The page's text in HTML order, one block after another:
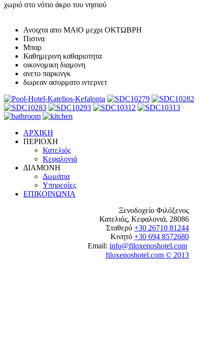
χωριό στο νότιο άκρο του νησιού
Ανοιχτα απο ΜΑϊΟ μεχρι ΟΚΤΩΒΡΗ
Πισινα
Μπαρ
Καθημερινη καθαριοτητα
οικονομικη διαμονη
ανετο παρκινγκ
δωρεαν ασυρματο ιντερνετ
ΑΡΧΙΚΗ
ΠΕΡΙΟΧΗ
Κατελιός
Κεφαλονιά
ΔΙΑΜΟΝΗ
Δωμάτια
Υπηρεσίες
ΕΠΙΚΟΙΝΩΝΙΑ
Ξενοδοχείο Φιλόξενος
Κατελιός, Κεφαλονιά, 28086
Σταθερό +30 26710 81244
Κινητό +30 694 8572680
Email: info@filoxenoshotel.com
filoxenoshotel.com © 2013